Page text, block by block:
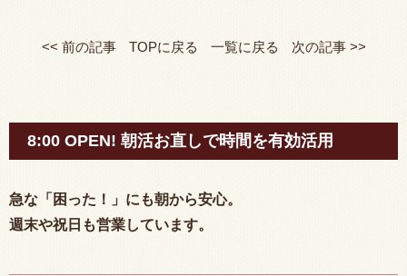
<< 前の記事 TOPに戻る 一覧に戻る 次の記事 >>
8:00 OPEN! 朝活お直しで時間を有効活用
急な「困った！」にも朝から安心。
週末や祝日も営業しています。